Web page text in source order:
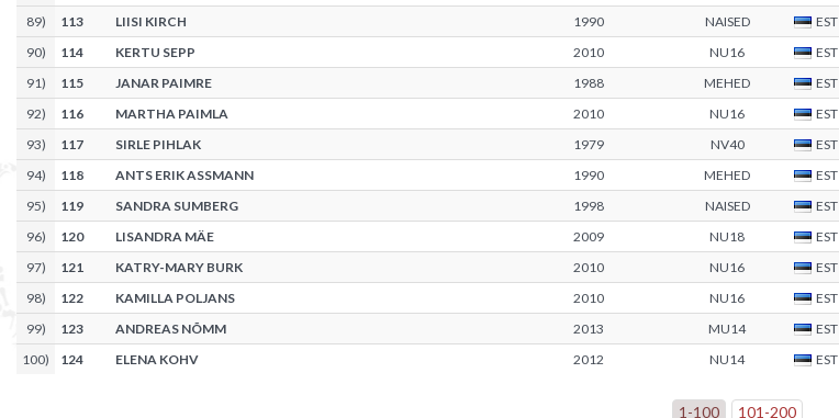
89) 113 LIISI KIRCH 1990 NAISED EST
90) 114 KERTU SEPP 2010 NU16 EST
91) 115 JANAR PAIMRE 1988 MEHED EST
92) 116 MARTHA PAIMLA 2010 NU16 EST
93) 117 SIRLE PIHLAK 1979 NV40 EST
94) 118 ANTS ERIK ASSMANN 1990 MEHED EST
95) 119 SANDRA SUMBERG 1998 NAISED EST
96) 120 LISANDRA MÄE 2009 NU18 EST
97) 121 KATRY-MARY BURK 2010 NU16 EST
98) 122 KAMILLA POLJANS 2010 NU16 EST
99) 123 ANDREAS NÕMM 2013 MU14 EST
100) 124 ELENA KOHV 2012 NU14 EST
1 -100 101 -200